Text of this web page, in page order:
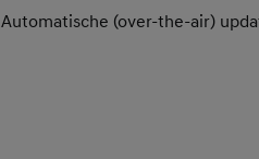
Automatische (over-the-air)